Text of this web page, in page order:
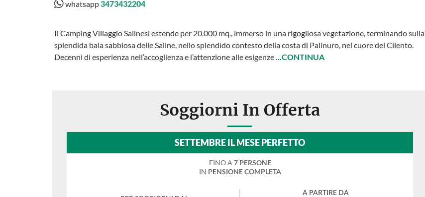
whatsapp3473432204
Il Camping Villaggio Salinesi estende per 20.000 mq., immerso in una rigogliosa vegetazione, terminando sulla
splendida baia sabbiosa delle Saline, nello splendido contesto della costa di Palinuro, nel cuore del Cilento.
Decenni di esperienza nell’accoglienza e l’attenzione alle esigenze...CONTINUA
Soggiorni In Offerta
SETTEMBRE IL MESE PERFETTO
FINO A 7 PERSONE
IN PENSIONE COMPLETA
A PARTIRE DA